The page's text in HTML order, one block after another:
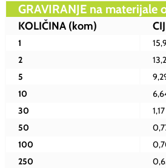
GRAVIRANJE na materijale
KOLIČINA (kom)
1
2
5
10
30
50
100
250